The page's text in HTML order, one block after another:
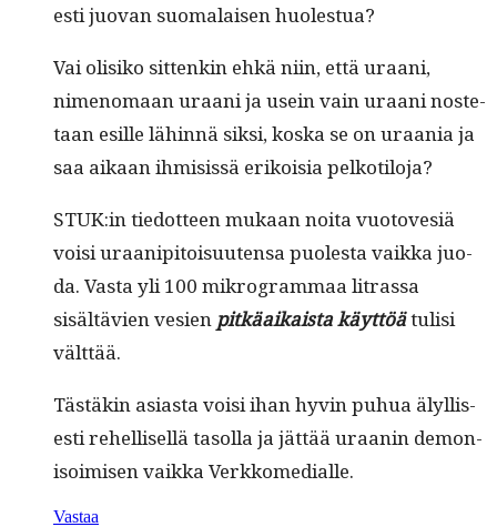
es­ti juo­van suo­ma­laisen huolestua?
Vai olisiko sit­tenkin ehkä niin, että uraani,
nimeno­maan uraani ja usein vain uraani nos­te­
taan esille lähin­nä sik­si, kos­ka se on uraa­nia ja
saa aikaan ihmi­sis­sä erikoisia pelkotiloja?
STUK:in tiedot­teen mukaan noi­ta vuo­tovesiä
voisi uraa­nip­i­toisuuten­sa puoles­ta vaik­ka juo­
da. Vas­ta yli 100 mikro­gram­maa litrassa
sisältävien vesien pitkäaikaista käyt­töätulisi
välttää.
Tästäkin asi­as­ta voisi ihan hyvin puhua älyl­lis­
es­ti rehellisel­lä tasol­la ja jät­tää uraanin demon­
isoimisen vaik­ka Verkkomedialle.
Vastaa